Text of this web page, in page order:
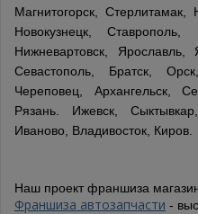
Магнитогорск, Стерлитамак,
Новокузнецк,
Нижневартовск,
Севастополь, Братск,
Череповец, Архангельск,
Рязань. Ижевск,
Иваново, Владивосток, Киров.
Наш проект франшиза
Франшиза автозапчасти -